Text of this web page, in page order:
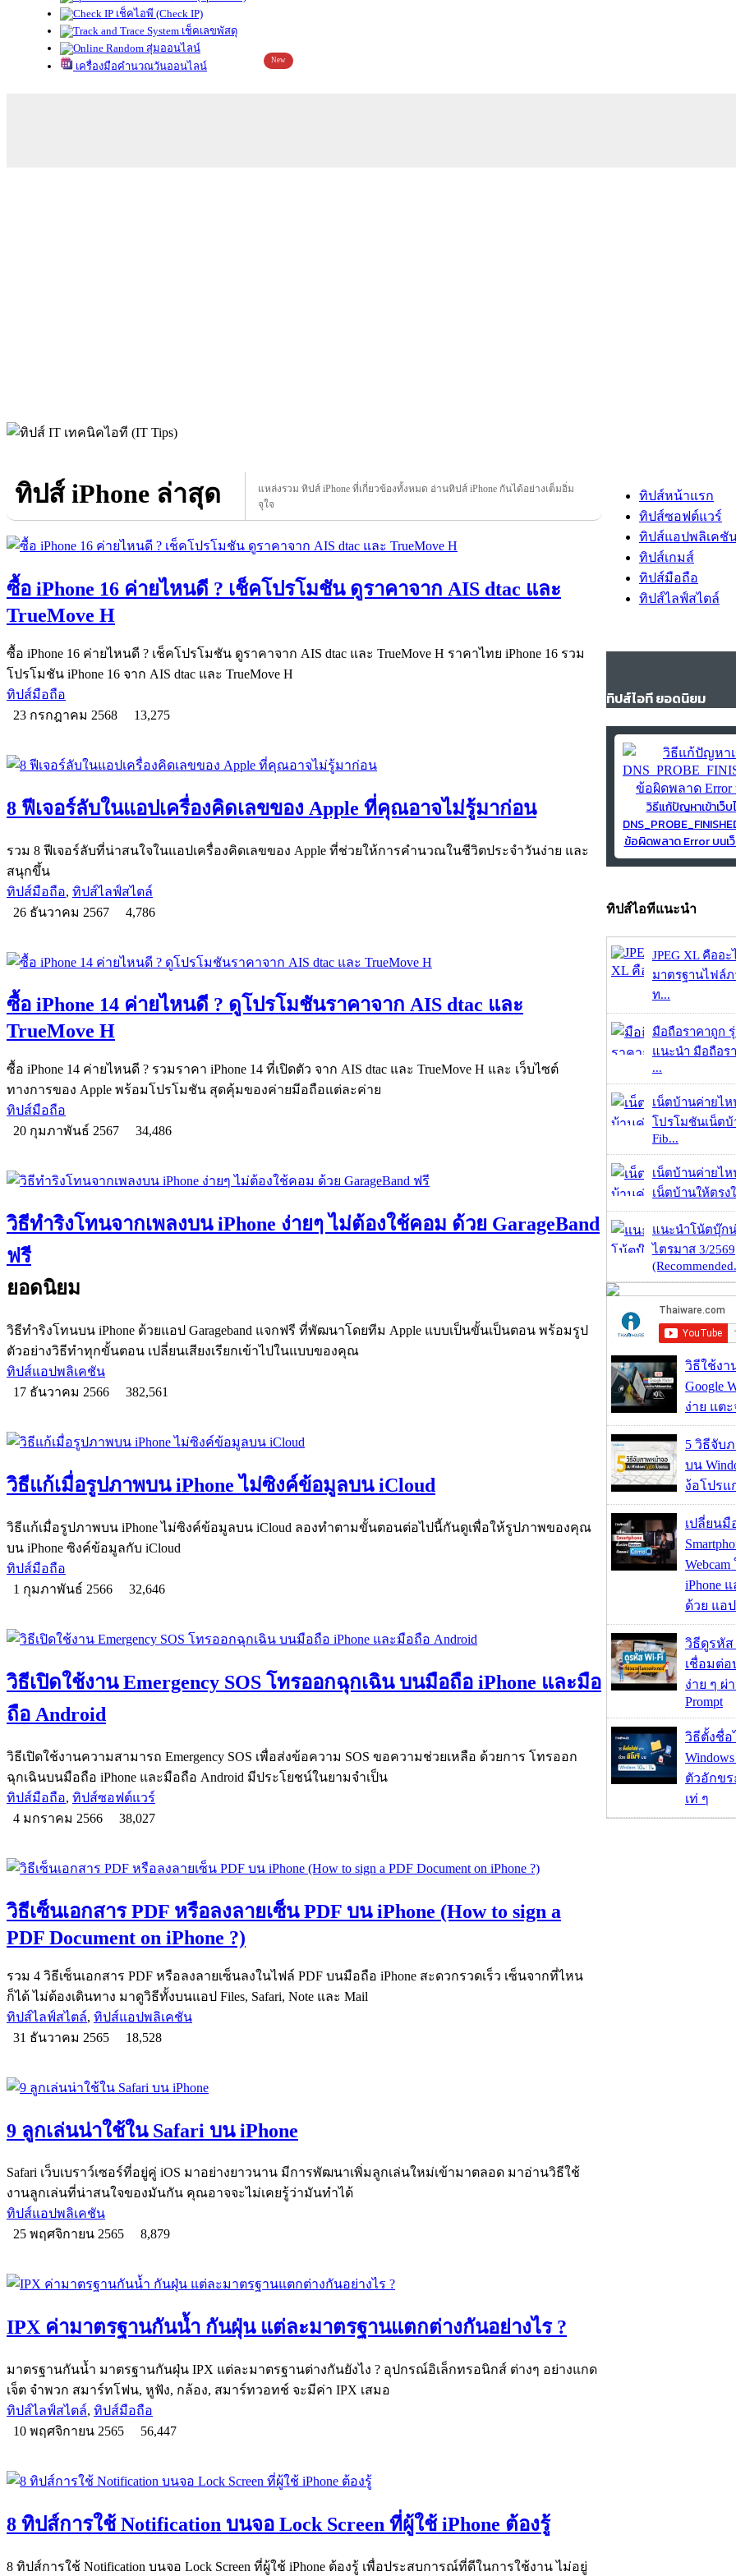
เช็คไอพี (Check IP)
เช็คเลขพัสดุ
สุ่มออนไลน์
เครื่องมือคำนวณวันออนไลน์
New
ทิปส์ iPhone ล่าสุด
แหล่งรวม ทิปส์ iPhone ที่เกี่ยวข้องทั้งหมด อ่านทิปส์ iPhone กันได้อย่างเต็มอิ่ม
จุใจ
ซื้อ iPhone 16 ค่ายไหนดี ? เช็คโปรโมชัน ดูราคาจาก AIS dtac และ
TrueMove H
ซื้อ iPhone 16 ค่ายไหนดี ? เช็คโปรโมชัน ดูราคาจาก AIS dtac และ TrueMove H ราคาไทย iPhone 16 รวม
โปรโมชัน iPhone 16 จาก AIS dtac และ TrueMove H
ทิปส์มือถือ
23 กรกฎาคม 2568
13,275
8 ฟีเจอร์ลับในแอปเครื่องคิดเลขของ Apple ที่คุณอาจไม่รู้มาก่อน
รวม 8 ฟีเจอร์ลับที่น่าสนใจในแอปเครื่องคิดเลขของ Apple ที่ช่วยให้การคำนวณในชีวิตประจำวันง่าย และ
สนุกขึ้น
ทิปส์มือถือ, ทิปส์ไลฟ์สไตล์
26 ธันวาคม 2567
4,786
ซื้อ iPhone 14 ค่ายไหนดี ? ดูโปรโมชันราคาจาก AIS dtac และ
TrueMove H
ซื้อ iPhone 14 ค่ายไหนดี ? รวมราคา iPhone 14 ที่เปิดตัว จาก AIS dtac และ TrueMove H และ เว็บไซต์
ทางการของ Apple พร้อมโปรโมชัน สุดคุ้มของค่ายมีอถือแต่ละค่าย
ทิปส์มือถือ
20 กุมภาพันธ์ 2567
34,486
วิธีทำริงโทนจากเพลงบน iPhone ง่ายๆ ไม่ต้องใช้คอม ด้วย GarageBand
ฟรี
ยอดนิยม
วิธีทำริงโทนบน iPhone ด้วยแอป Garageband แจกฟรี ที่พัฒนาโดยทีม Apple แบบเป็นขั้นเป็นตอน พร้อมรูป
ตัวอย่างวิธีทำทุกขั้นตอน เปลี่ยนเสียงเรียกเข้าไปในแบบของคุณ
ทิปส์แอปพลิเคชัน
17 ธันวาคม 2566
382,561
วิธีแก้เมื่อรูปภาพบน iPhone ไม่ซิงค์ข้อมูลบน iCloud
วิธีแก้เมื่อรูปภาพบน iPhone ไม่ซิงค์ข้อมูลบน iCloud ลองทำตามขั้นตอนต่อไปนี้กันดูเพื่อให้รูปภาพของคุณ
บน iPhone ซิงค์ข้อมูลกับ iCloud
ทิปส์มือถือ
1 กุมภาพันธ์ 2566
32,646
วิธีเปิดใช้งาน Emergency SOS โทรออกฉุกเฉิน บนมือถือ iPhone และมือ
ถือ Android
วิธีเปิดใช้งานความสามารถ Emergency SOS เพื่อส่งข้อความ SOS ขอความช่วยเหลือ ด้วยการ โทรออก
ฉุกเฉินบนมือถือ iPhone และมือถือ Android มีประโยชน์ในยามจำเป็น
ทิปส์มือถือ, ทิปส์ซอฟต์แวร์
4 มกราคม 2566
38,027
วิธีเซ็นเอกสาร PDF หรือลงลายเซ็น PDF บน iPhone (How to sign a
PDF Document on iPhone ?)
รวม 4 วิธีเซ็นเอกสาร PDF หรือลงลายเซ็นลงในไฟล์ PDF บนมือถือ iPhone สะดวกรวดเร็ว เซ็นจากที่ไหน
ก็ได้ ไม่ต้องเดินทาง มาดูวิธีทั้งบนแอป Files, Safari, Note และ Mail
ทิปส์ไลฟ์สไตล์, ทิปส์แอปพลิเคชัน
31 ธันวาคม 2565
18,528
9 ลูกเล่นน่าใช้ใน Safari บน iPhone
Safari เว็บเบราว์เซอร์ที่อยู่คู่ iOS มาอย่างยาวนาน มีการพัฒนาเพิ่มลูกเล่นใหม่เข้ามาตลอด มาอ่านวิธีใช้
งานลูกเล่นที่น่าสนใจของมันกัน คุณอาจจะไม่เคยรู้ว่ามันทำได้
ทิปส์แอปพลิเคชัน
25 พฤศจิกายน 2565
8,879
IPX ค่ามาตรฐานกันน้ำ กันฝุ่น แต่ละมาตรฐานแตกต่างกันอย่างไร ?
มาตรฐานกันน้ำ มาตรฐานกันฝุ่น IPX แต่ละมาตรฐานต่างกันยังไง ? อุปกรณ์อิเล็กทรอนิกส์ ต่างๆ อย่างแกด
เจ็ต จำพวก สมาร์ทโฟน, หูฟัง, กล้อง, สมาร์ทวอทช์ จะมีค่า IPX เสมอ
ทิปส์ไลฟ์สไตล์, ทิปส์มือถือ
10 พฤศจิกายน 2565
56,447
8 ทิปส์การใช้ Notification บนจอ Lock Screen ที่ผู้ใช้ iPhone ต้องรู้
8 ทิปส์การใช้ Notification บนจอ Lock Screen ที่ผู้ใช้ iPhone ต้องรู้ เพื่อประสบการณ์ที่ดีในการใช้งาน ไม่อยู่
ทิปส์หน้าแรก
ทิปส์ซอฟต์แวร์
ทิปส์แอปพลิเคชั
ทิปส์เกมส์
ทิปส์มือถือ
ทิปส์ไลฟ์สไตล์
ทิปส์ไอที ยอดนิยม
วิธีแก้ปัญหาเข้าเว็บ
ข้อผิดพลาด Error บนเว็
ทิปส์ไอทีแนะนำ
JPEG XL คืออะ
มาตรฐานไฟล์
ท...
มือถือราคาถูก
แนะนำ มือถือร
...
เน็ตบ้านค่ายไห
โปรโมชันเน็ตบ้
Fib...
เน็ตบ้านค่ายไห
เน็ตบ้านให้ตรง
แนะนำโน้ตบุ๊ก
ไตรมาส 3/2569
วิธีใช้งา
Google
ง่าย แต
5 วิธีจับ
บน
ง้อโปรแ
เปลี่ยนมื
iPhone
ด้วย แอป
วิธีดูรหัส
เชื่อมต่อ
ง่าย ๆ ผ่
Prompt
วิธีตั้งชื่
ตัวอักข
เท่ ๆ